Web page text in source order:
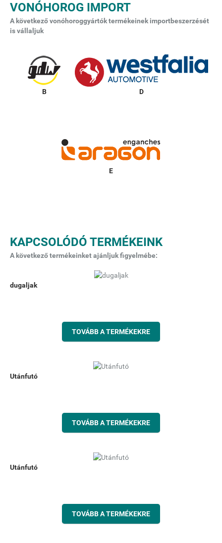
VONÓHOROG IMPORT
A következő vonóhoroggyártók termékeinek importbeszerzését
is vállaljuk
KAPCSOLÓDÓ TERMÉKEINK
A következő termékeinket ajánljuk figyelmébe:
dugaljak
TOVÁBB A TERMÉKEKRE
Utánfutó
TOVÁBB A TERMÉKEKRE
Utánfutó
TOVÁBB A TERMÉKEKRE